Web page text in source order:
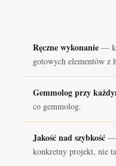
Ręczne wykonanie —
gotowych elementów z
Gemmolog przy
co gemmolog.
Jakość nad szybkość —
konkretny projekt, nie